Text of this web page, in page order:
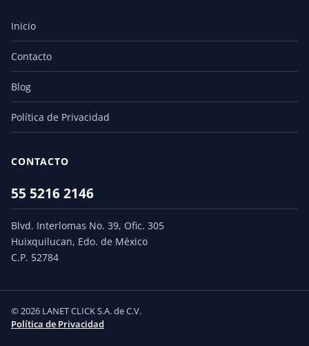
Inicio
Contacto
Blog
Política de Privacidad
CONTACTO
55 5216 2146
Blvd. Interlomas No. 39, Ofic. 305
Huixquilucan, Edo. de México
C.P. 52784
© 2026 LANET CLICK S.A. de C.V.
Política de Privacidad